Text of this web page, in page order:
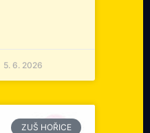
5. 6. 2026
ZUŠ HOŘICE